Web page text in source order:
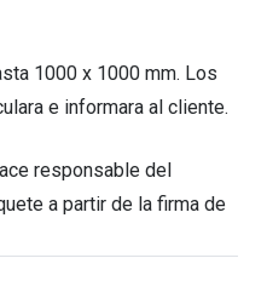
1000 x 1000 mm. Los
e informara al cliente.
responsable del
a partir de la firma de